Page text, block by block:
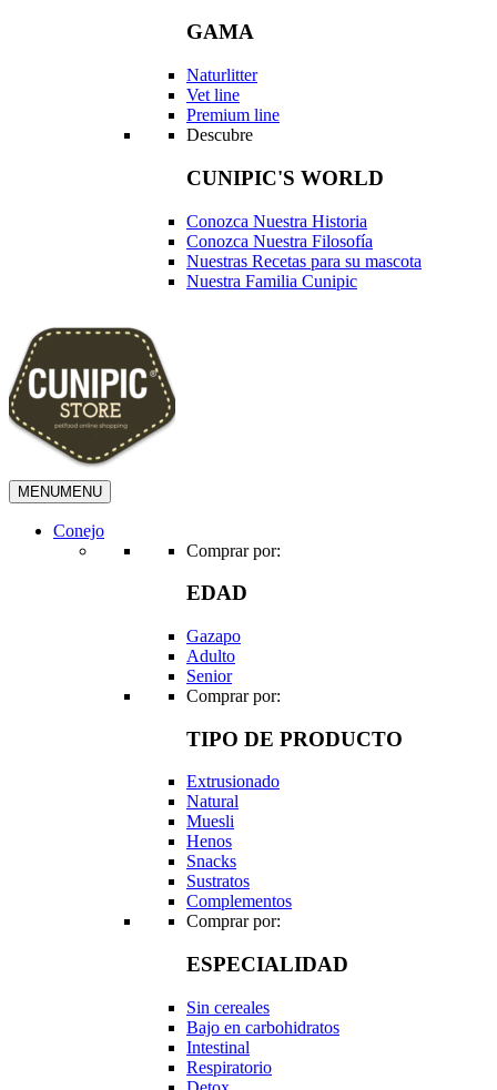
GAMA
Naturlitter
Vet line
Premium line
Descubre
CUNIPIC'S WORLD
Conozca Nuestra Historia
Conozca Nuestra Filosofía
Nuestras Recetas para su mascota
Nuestra Familia Cunipic
MENUMENU
Conejo
Comprar por:
EDAD
Gazapo
Adulto
Senior
Comprar por:
TIPO DE PRODUCTO
Extrusionado
Natural
Muesli
Henos
Snacks
Sustratos
Complementos
Comprar por:
ESPECIALIDAD
Sin cereales
Bajo en carbohidratos
Intestinal
Respiratorio